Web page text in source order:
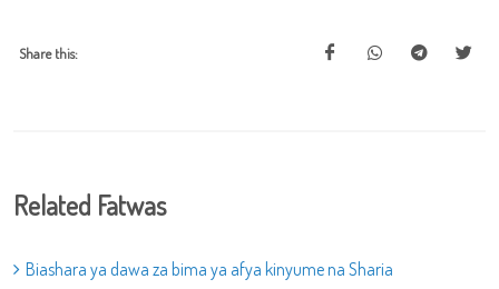
Share this:
Related Fatwas
Biashara ya dawa za bima ya afya kinyume na Sharia